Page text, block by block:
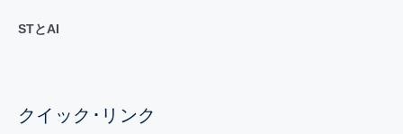
STとAI
クイック･リンク